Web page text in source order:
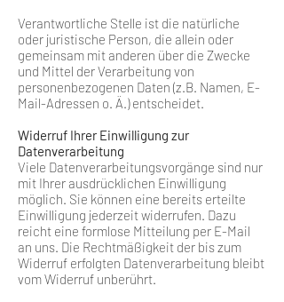
Verantwortliche Stelle ist die natürliche
oder juristische Person, die allein oder
gemeinsam mit anderen über die Zwecke
und Mittel der Verarbeitung von
personenbezogenen Daten (z.B. Namen, E-
Mail-Adressen o. Ä.) entscheidet.
Widerruf Ihrer Einwilligung zur
Datenverarbeitung
Viele Datenverarbeitungsvorgänge sind nur
mit Ihrer ausdrücklichen Einwilligung
möglich. Sie können eine bereits erteilte
Einwilligung jederzeit widerrufen. Dazu
reicht eine formlose Mitteilung per E-Mail
an uns. Die Rechtmäßigkeit der bis zum
Widerruf erfolgten Datenverarbeitung bleibt
vom Widerruf unberührt.